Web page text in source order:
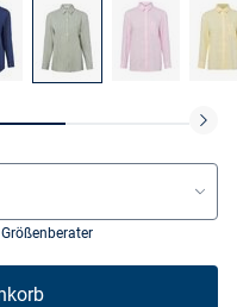
Größenberater